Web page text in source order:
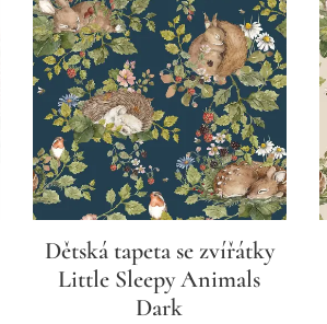
Dětská tapeta se zvířátky
Little Sleepy Animals
Dark